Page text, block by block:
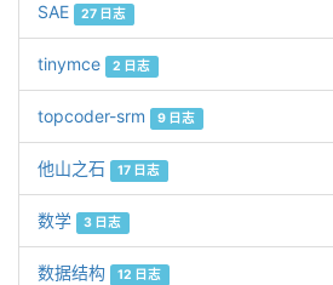
SAE 27 日志
tinymce 2 日志
topcoder-srm 9 日志
他山之石 17 日志
数学 3 日志
数据结构 12 日志